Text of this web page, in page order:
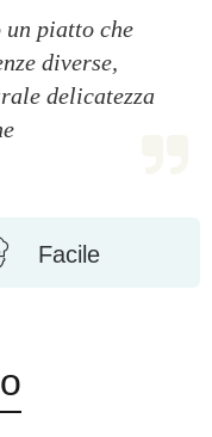
un piatto che
diverse,
delicatezza
Facile